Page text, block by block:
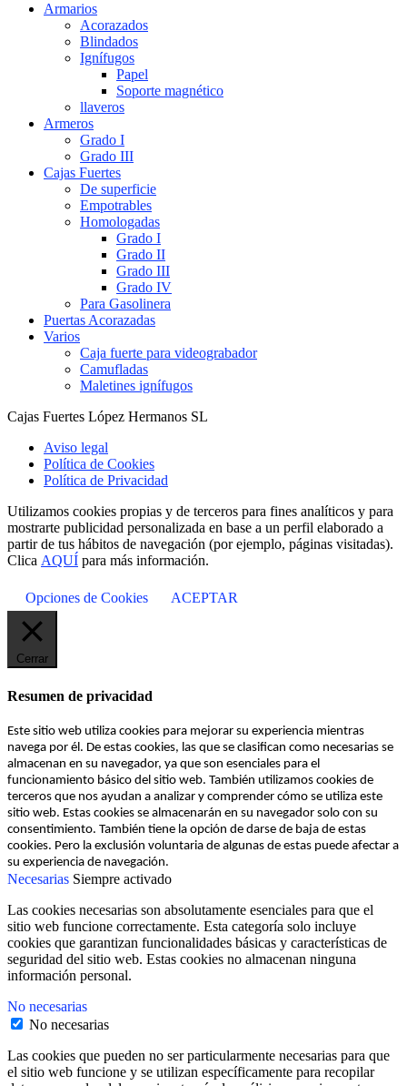
Armarios
Acorazados
Blindados
Ignífugos
Papel
Soporte magnético
llaveros
Armeros
Grado I
Grado III
Cajas Fuertes
De superficie
Empotrables
Homologadas
Grado I
Grado II
Grado III
Grado IV
Para Gasolinera
Puertas Acorazadas
Varios
Caja fuerte para videograbador
Camufladas
Maletines ignífugos
Cajas Fuertes López Hermanos SL
Aviso legal
Política de Cookies
Política de Privacidad
Utilizamos cookies propias y de terceros para fines analíticos y para
mostrarte publicidad personalizada en base a un perfil elaborado a
partir de tus hábitos de navegación (por ejemplo, páginas visitadas).
Clica AQUÍ para más información.
Opciones de Cookies ACEPTAR
Cerrar
Resumen de privacidad
Este sitio web utiliza cookies para mejorar su experiencia mientras
navega por él. De estas cookies, las que se clasifican como necesarias se
almacenan en su navegador, ya que son esenciales para el
funcionamiento básico del sitio web. También utilizamos cookies de
terceros que nos ayudan a analizar y comprender cómo se utiliza este
sitio web. Estas cookies se almacenarán en su navegador solo con su
consentimiento. También tiene la opción de darse de baja de estas
cookies. Pero la exclusión voluntaria de algunas de estas puede afectar a
su experiencia de navegación.
Necesarias Siempre activado
Las cookies necesarias son absolutamente esenciales para que el
sitio web funcione correctamente. Esta categoría solo incluye
cookies que garantizan funcionalidades básicas y características de
seguridad del sitio web. Estas cookies no almacenan ninguna
información personal.
No necesarias
No necesarias
Las cookies que pueden no ser particularmente necesarias para que
el sitio web funcione y se utilizan específicamente para recopilar